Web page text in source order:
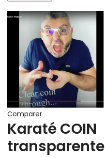
Comparer
Karaté COIN
transparente